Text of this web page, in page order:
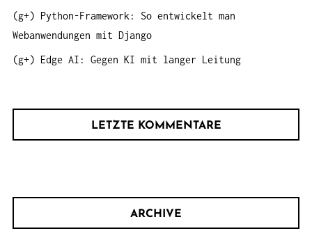
(g+) Python-Framework: So entwickelt man
Webanwendungen mit Django
(g+) Edge AI: Gegen KI mit langer Leitung
LETZTE KOMMENTARE
ARCHIVE